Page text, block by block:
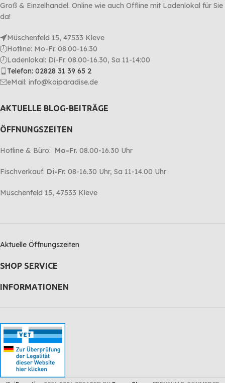
Groß & Einzelhandel. Online wie auch Offline mit Ladenlokal für Sie
da!
Müschenfeld 15, 47533 Kleve
Hotline: Mo-Fr. 08.00-16.30
Ladenlokal: Di-Fr. 08.00-16.30, Sa 11-14:00
Telefon: 02828 31 39 65 2
eMail: info@koiparadise.de
AKTUELLE BLOG-BEITRÄGE
ÖFFNUNGSZEITEN
Hotline & Büro: Mo-Fr. 08.00-16.30 Uhr
Fischverkauf: Di-Fr. 08-16.30 Uhr, Sa 11-14.00 Uhr
Müschenfeld 15, 47533 Kleve
Aktuelle Öffnungszeiten
SHOP SERVICE
INFORMATIONEN